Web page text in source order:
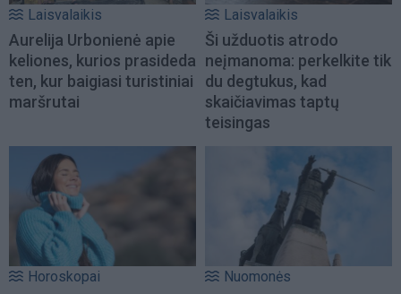
Laisvalaikis
Aurelija Urbonienė apie
keliones, kurios prasideda
ten, kur baigiasi turistiniai
maršrutai
Laisvalaikis
Ši užduotis atrodo
neįmanoma: perkelkite tik
du degtukus, kad
skaičiavimas taptų
teisingas
Horoskopai Nuomonės